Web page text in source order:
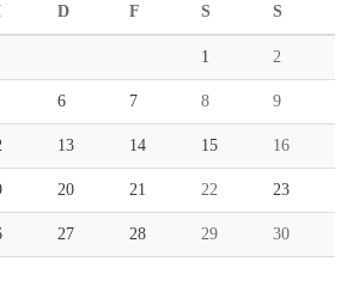
D F S S
1 2
6 7 8 9
13 14 15 16
20 21 22 23
27 28 29 30